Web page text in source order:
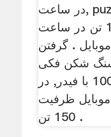
در ساعت, puzzolana 50 تن در
ساعت قیمت, 100 تن در ساعت
. گرفتن
شکن فکی
ابعاد63×100 با فیدر, در
موبایل ظرفیت
150 تن .